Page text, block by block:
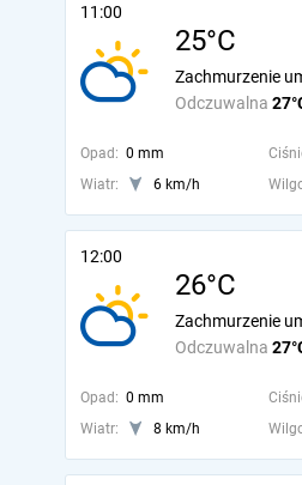
11:00
25°C
Odczuwalna
Zachmurzenie
Opad: 0 mm
Wiatr:
6 km/h
12:00
26°C
Odczuwalna
Zachmurzenie
Opad: 0 mm
Wiatr:
8 km/h